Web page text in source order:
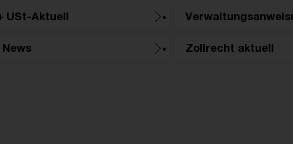
USt-Aktuell
Zollrecht aktuell